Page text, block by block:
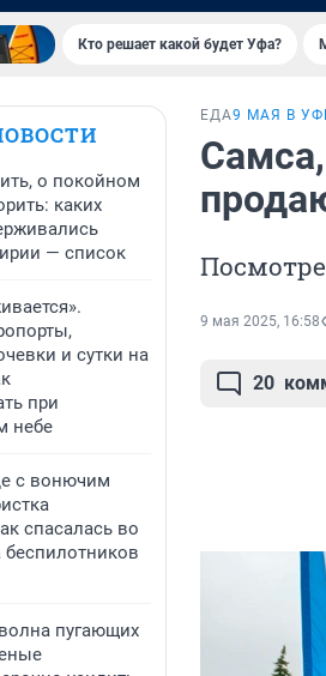
Кто решает какой будет Уфа?
о покойном
каких
— список
и сутки на
при
небе
с вонючим
спасалась во
беспилотников
пугающих
ЕДА9 МАЯ В
9 мая 2025, 16:58
20